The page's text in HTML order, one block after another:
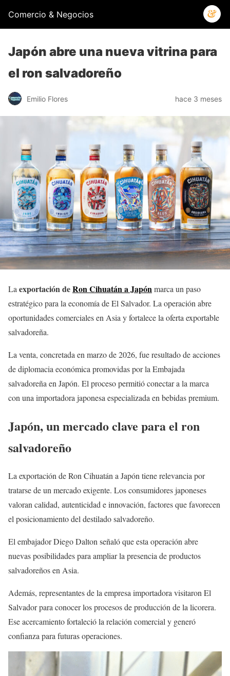
Comercio & Negocios
Japón abre una nueva vitrina para
el ron salvadoreño
Emilio Flores hace 3 meses
La exportación deRon Cihuatán a Japónmarca un paso
estratégico para la economía de El Salvador. La operación abre
oportunidades comerciales en Asia y fortalece la oferta exportable
salvadoreña.
La venta, concretada en marzo de 2026, fue resultado de acciones
de diplomacia económica promovidas por la Embajada
salvadoreña en Japón. El proceso permitió conectar a la marca
con una importadora japonesa especializada en bebidas premium.
Japón, un mercado clave para el ron
salvadoreño
La exportación de Ron Cihuatán a Japón tiene relevancia por
tratarse de un mercado exigente. Los consumidores japoneses
valoran calidad, autenticidad e innovación, factores que favorecen
el posicionamiento del destilado salvadoreño.
El embajador Diego Dalton señaló que esta operación abre
nuevas posibilidades para ampliar la presencia de productos
salvadoreños en Asia.
Además, representantes de la empresa importadora visitaron El
Salvador para conocer los procesos de producción de la licorera.
Ese acercamiento fortaleció la relación comercial y generó
confianza para futuras operaciones.